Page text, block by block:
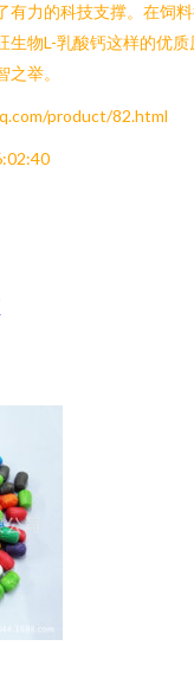
有力的科技支撑。在饲
生物L-乳酸钙这样的优质
举。
product/82.html